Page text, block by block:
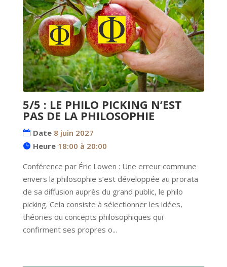
5/5 : LE PHILO PICKING N’EST
PAS DE LA PHILOSOPHIE
Date 8 juin 2027
Heure 18:00 à 20:00
Conférence par Éric Lowen : Une erreur commune
envers la philosophie s’est développée au prorata
de sa diffusion auprès du grand public, le philo
picking. Cela consiste à sélectionner les idées,
théories ou concepts philosophiques qui
confirment ses propres o...